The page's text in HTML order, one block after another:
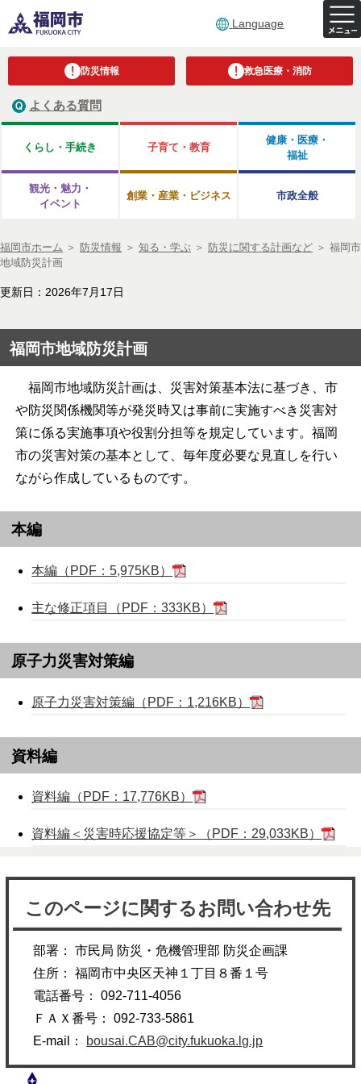
Language
防災情報 救急医療・消防
よくある質問
くらし・手続き 子育て・教育
健康・医療・
福祉
観光・魅力・
イベント
創業・産業・ビジネス 市政全般
福岡市ホーム ＞ 防災情報 ＞ 知る・学ぶ ＞ 防災に関する計画など ＞ 福岡市
地域防災計画
更新日：2026年7月17日
福岡市地域防災計画
福岡市地域防災計画は、災害対策基本法に基づき、市
や防災関係機関等が発災時又は事前に実施すべき災害対
策に係る実施事項や役割分担等を規定しています。福岡
市の災害対策の基本として、毎年度必要な見直しを行い
ながら作成しているものです。
本編
本編（PDF：5,975KB）
主な修正項目（PDF：333KB）
原子力災害対策編
原子力災害対策編（PDF：1,216KB）
資料編
資料編（PDF：17,776KB）
資料編＜災害時応援協定等＞（PDF：29,033KB）
このページに関するお問い合わせ先
部署： 市民局 防災・危機管理部 防災企画課
住所： 福岡市中央区天神１丁目８番１号
電話番号： 092-711-4056
ＦＡＸ番号： 092-733-5861
E-mail：
bousai.CAB@city.fukuoka.lg.jp